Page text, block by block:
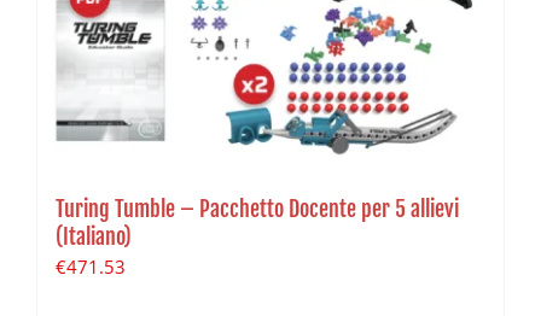
Turing Tumble – Pacchetto Docente per 5 allievi
(Italiano)
€471.53